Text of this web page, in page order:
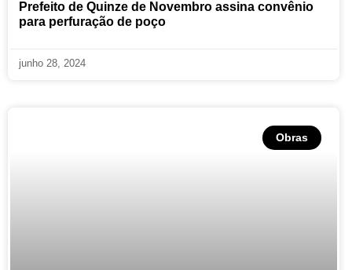
Prefeito de Quinze de Novembro assina convênio
para perfuração de poço
junho 28, 2024
Obras